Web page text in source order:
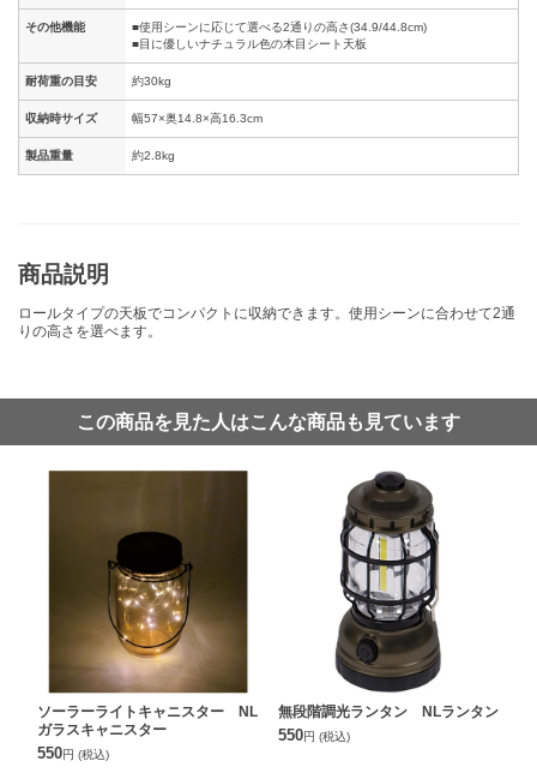
その他機能
■使用シーンに応じて選べる2通りの高さ(34.9/44.8cm)
■目に優しいナチュラル色の木目シート天板
耐荷重の目安 約30kg
収納時サイズ 幅57×奥14.8×高16.3cm
製品重量 約2.8kg
商品説明
ロールタイプの天板でコンパクトに収納できます。使用シーンに合わせて2通
りの高さを選べます。
この商品を見た人はこんな商品も見ています
ソーラーライトキャニスター NL
ガラスキャニスター
550円 (税込)
無段階調光ランタン NLランタン
550円 (税込)